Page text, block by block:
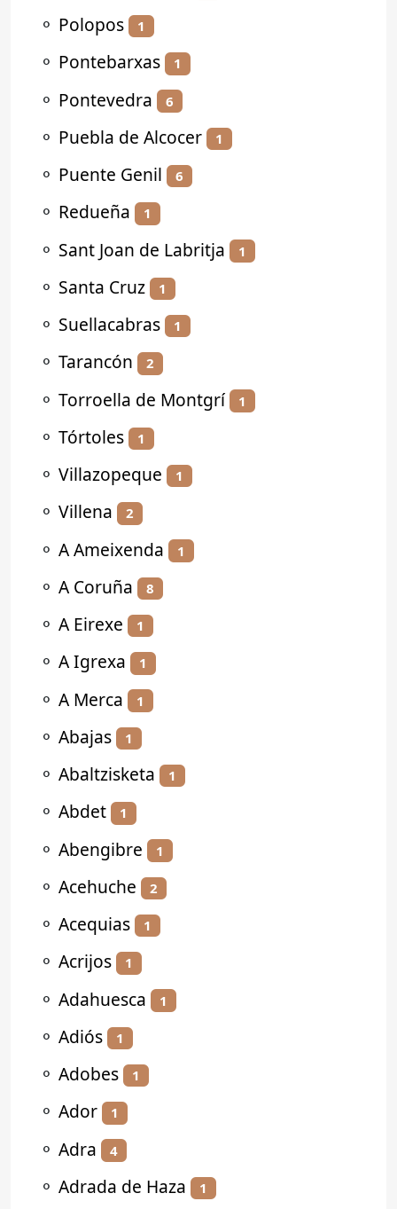
⚬ Polopos 1
⚬ Pontebarxas 1
⚬ Pontevedra 6
⚬ Puebla de Alcocer 1
⚬ Puente Genil 6
⚬ Redueña 1
⚬ Sant Joan de Labritja 1
⚬ Santa Cruz 1
⚬ Suellacabras 1
⚬ Tarancón 2
⚬ Torroella de Montgrí 1
⚬ Tórtoles 1
⚬ Villazopeque 1
⚬ Villena 2
⚬ A Ameixenda 1
⚬ A Coruña 8
⚬ A Eirexe 1
⚬ A Igrexa 1
⚬ A Merca 1
⚬ Abajas 1
⚬ Abaltzisketa 1
⚬ Abdet 1
⚬ Abengibre 1
⚬ Acehuche 2
⚬ Acequias 1
⚬ Acrijos 1
⚬ Adahuesca 1
⚬ Adiós 1
⚬ Adobes 1
⚬ Ador 1
⚬ Adra 4
⚬ Adrada de Haza 1